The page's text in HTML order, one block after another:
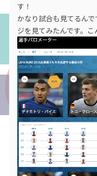
す！
かなり試合も見てるん
ジを見てみたんです。こ